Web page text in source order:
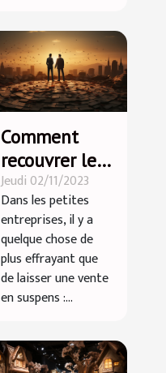
Comment
recouvrer les
dettes des
clients sans
perdre la
bonne
relation ?
Jeudi 02/11/2023
Dans les petites
entreprises, il y a
quelque chose de
plus effrayant que
de laisser une vente
en suspens :...